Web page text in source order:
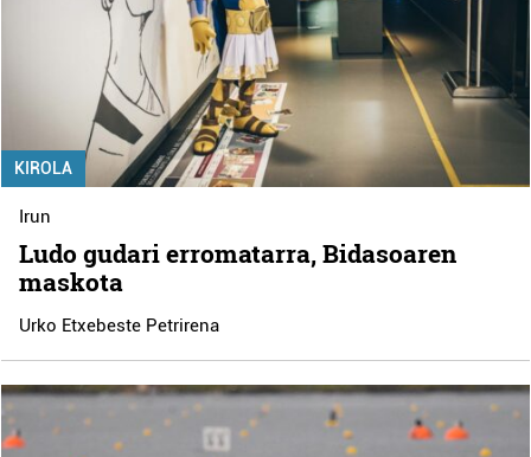
KIROLA
Irun
Ludo gudari erromatarra, Bidasoaren
maskota
Urko Etxebeste Petrirena